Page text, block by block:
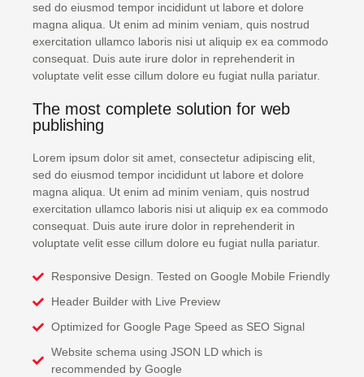
sed do eiusmod tempor incididunt ut labore et dolore
magna aliqua. Ut enim ad minim veniam, quis nostrud
exercitation ullamco laboris nisi ut aliquip ex ea commodo
consequat. Duis aute irure dolor in reprehenderit in
voluptate velit esse cillum dolore eu fugiat nulla pariatur.
The most complete solution for web
publishing
Lorem ipsum dolor sit amet, consectetur adipiscing elit,
sed do eiusmod tempor incididunt ut labore et dolore
magna aliqua. Ut enim ad minim veniam, quis nostrud
exercitation ullamco laboris nisi ut aliquip ex ea commodo
consequat. Duis aute irure dolor in reprehenderit in
voluptate velit esse cillum dolore eu fugiat nulla pariatur.
Responsive Design. Tested on Google Mobile Friendly
Header Builder with Live Preview
Optimized for Google Page Speed as SEO Signal
Website schema using JSON LD which is
recommended by Google